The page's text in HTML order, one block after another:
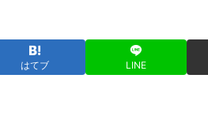
はてブ LINE